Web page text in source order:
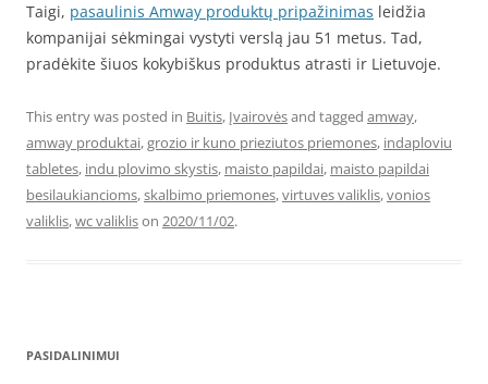
Taigi, pasaulinis Amway produktų pripažinimas leidžia
kompanijai sėkmingai vystyti verslą jau 51 metus. Tad,
pradėkite šiuos kokybiškus produktus atrasti ir Lietuvoje.
This entry was posted in Buitis, Įvairovėsand tagged amway,
amway produktai,grozio ir kuno prieziutos priemones, indaploviu
tabletes, indu plovimo skystis, maisto papildai, maisto papildai
besilaukiancioms,skalbimo priemones,virtuves valiklis,vonios
valiklis,wc valiklison 2020/11/02.
PASIDALINIMUI